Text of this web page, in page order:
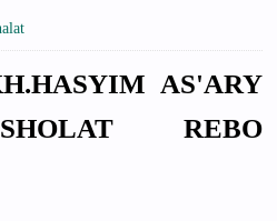
AS'ARY
REBO